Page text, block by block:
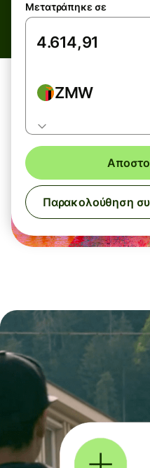
Μετατράπηκε σε
ZMW
Παρακολούθηση